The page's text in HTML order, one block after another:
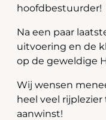
hoofdbestuurder!
Na een paar
uitvoering en de
op de geweldige
Wij wensen
heel veel
aanwinst!